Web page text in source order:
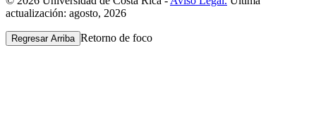
actualización: agosto, 2026
Regresar Arriba Retorno de foco